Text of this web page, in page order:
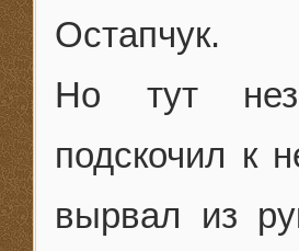
Остапчук.
Но тут
подскочил к
вырвал из